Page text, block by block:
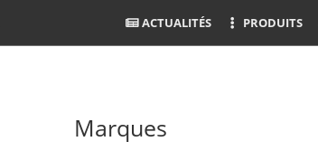
ACTUALITÉS PRODUITS
Marques